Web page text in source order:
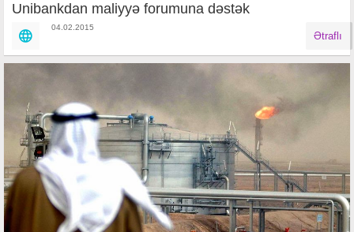
Unibankdan maliyyə forumuna dəstək
04.02.2015
Ətraflı